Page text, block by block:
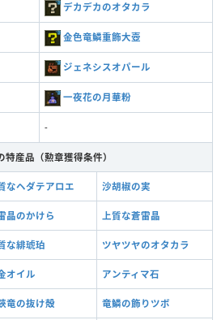
デカデカのオタカラ
金色竜鱗重飾大壺
ジェネシスオパール
一夜花の月華粉
-
特産品（勲章獲得条件）
なヘダテアロエ 沙胡椒の実
晶のかけら 上質な蒼雷晶
な緋琥珀 ツヤツヤのオタカラ
オイル アンティマ石
竜の抜け殻 竜鱗の飾りツボ